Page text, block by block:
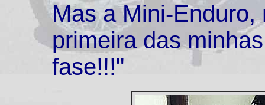
Mas a Mini-Enduro,
primeira das
fase!!!"